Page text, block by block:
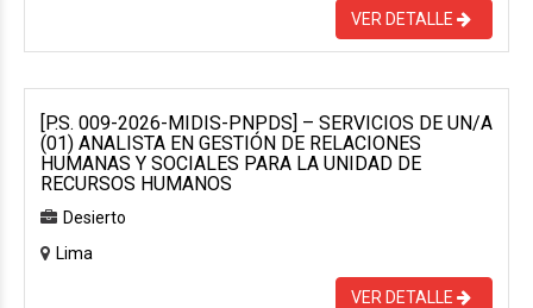
VER DETALLE
[P.S. 009-2026-MIDIS-PNPDS] – SERVICIOS DE UN/A
(01) ANALISTA EN GESTIÓN DE RELACIONES
HUMANAS Y SOCIALES PARA LA UNIDAD DE
RECURSOS HUMANOS
Desierto
Lima
VER DETALLE